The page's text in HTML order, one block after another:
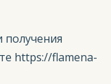
получения
https://flamena-